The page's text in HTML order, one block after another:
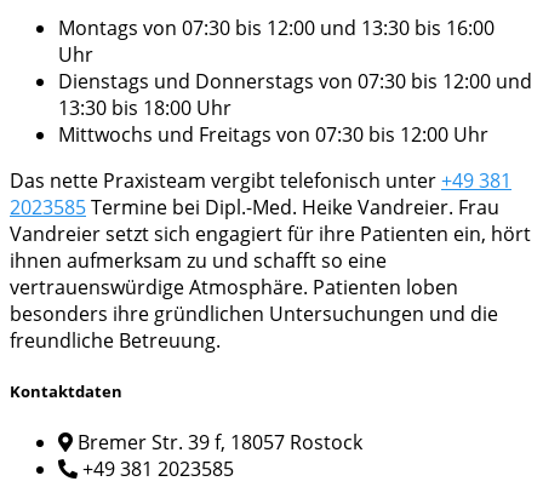
Montags von 07:30 bis 12:00 und 13:30 bis 16:00
Uhr
Dienstags und Donnerstags von 07:30 bis 12:00 und
13:30 bis 18:00 Uhr
Mittwochs und Freitags von 07:30 bis 12:00 Uhr
Das nette Praxisteam vergibt telefonisch unter+49 381
2023585Termine bei Dipl.-Med. Heike Vandreier. Frau
Vandreier setzt sich engagiert für ihre Patienten ein, hört
ihnen aufmerksam zu und schafft so eine
vertrauenswürdige Atmosphäre. Patienten loben
besonders ihre gründlichen Untersuchungen und die
freundliche Betreuung.
Kontaktdaten
Bremer Str. 39 f, 18057 Rostock
+49 381 2023585